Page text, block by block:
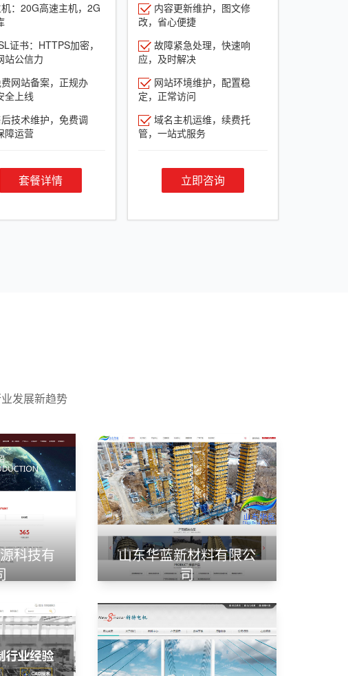
：20G高速主机，2G
证书：HTTPS加密，
站公信力
网站备案，正规办
全上线
技术维护，免费调
障运营
套餐详情
内容更新维护，图文修
改，省心便捷
故障紧急处理，快速响
应，及时解决
网站环境维护，配置稳
定，正常访问
域名主机运维，续费托
管，一站式服务
立即咨询
发展新趋势
科技有
山东华蓝新材料有限公
司